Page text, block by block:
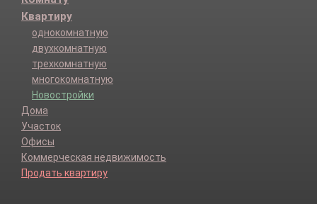
Квартиру
однокомнатную
двухкомнатную
трехкомнатную
многокомнатную
Новостройки
Дома
Участок
Офисы
Коммерческая недвижимость
Продать квартиру